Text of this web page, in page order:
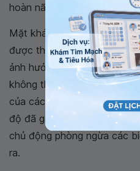
hoàn não luôn là yếu tố
Mặt khác, các bệnh lý xảy
được thống kê thấy là có
ảnh hưởng có ý nghĩa. Bên
không thay đổi được, việc
của các yếu tố nguy cơ có
độ đã gây ảnh hưởng đến
chủ động phòng ngừa các
ra.